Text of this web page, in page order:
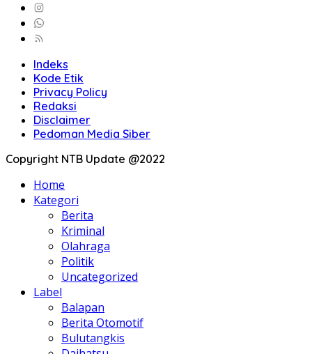
Indeks
Kode Etik
Privacy Policy
Redaksi
Disclaimer
Pedoman Media Siber
Copyright NTB Update @2022
Home
Kategori
Berita
Kriminal
Olahraga
Politik
Uncategorized
Label
Balapan
Berita Otomotif
Bulutangkis